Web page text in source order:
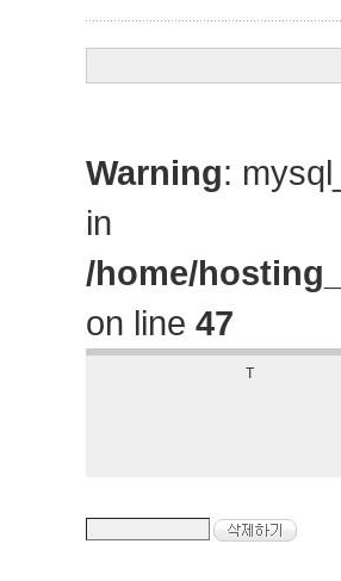
Warning:
in
/home/
on line 47
T